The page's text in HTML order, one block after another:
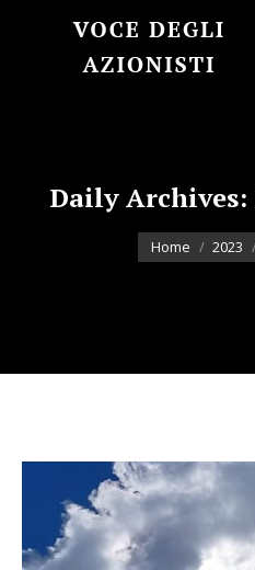
Daily Archives:
You are here:
Home 2023